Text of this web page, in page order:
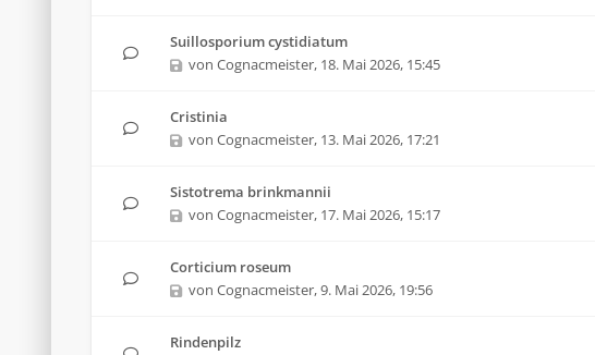
Suillosporium cystidiatum
von Cognacmeister, 18. Mai 2026, 15:45
Cristinia
von Cognacmeister, 13. Mai 2026, 17:21
Sistotrema brinkmannii
von Cognacmeister, 17. Mai 2026, 15:17
Corticium roseum
von Cognacmeister,9. Mai 2026, 19:56
Rindenpilz